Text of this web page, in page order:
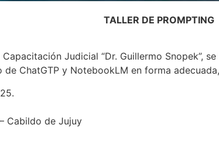
TALLER DE PROMPTING
Judicial “Dr. Guillermo Snopek”,
de ChatGTP y NotebookLM en forma
Cabildo de Jujuy